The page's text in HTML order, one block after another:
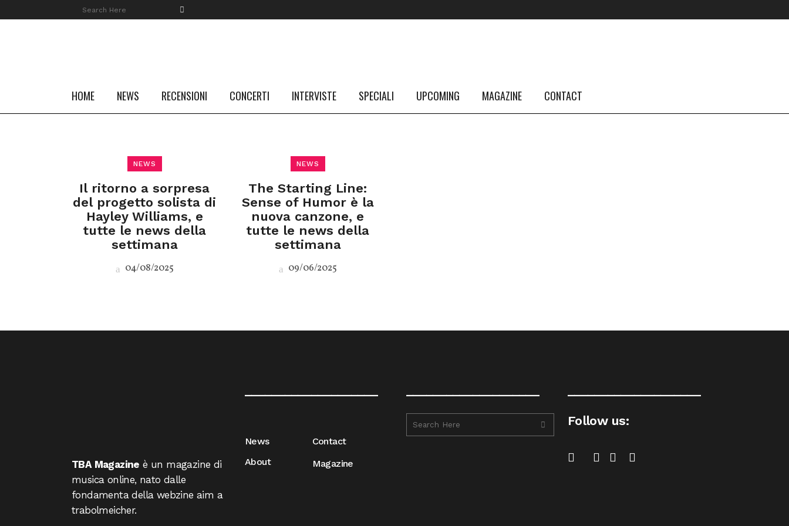
HOME NEWS RECENSIONI CONCERTI INTERVISTE SPECIALI UPCOMING MAGAZINE CONTACT
NEWS
Il ritorno a sorpresa
del progetto solista di
Hayley Williams, e
tutte le news della
settimana
04/08/2025
NEWS
The Starting Line:
Sense of Humor è la
nuova canzone, e
tutte le news della
settimana
09/06/2025
FOLLOW US #TBA
INSTAGRAM FEED
TBA Magazine è un magazine di
musica online, nato dalle
fondamenta della webzine aim a
trabolmeicher.
News
About
Contact
Magazine
Follow us: